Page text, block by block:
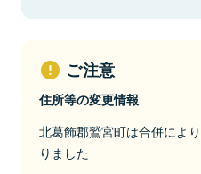
ご注意
住所等の変更情報
北葛飾郡鷲宮町は合併によ
りました